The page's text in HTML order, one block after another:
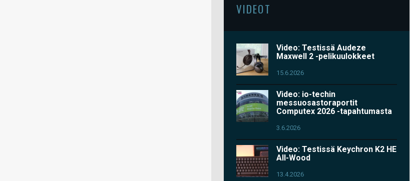
VIDEOT
Video: Testissä Audeze
Maxwell 2 -pelikuulokkeet
15.6.2026
Video: io-techin
messuosastoraportit
Computex 2026 -tapahtumasta
3.6.2026
Video: Testissä Keychron K2 HE
All-Wood
13.4.2026